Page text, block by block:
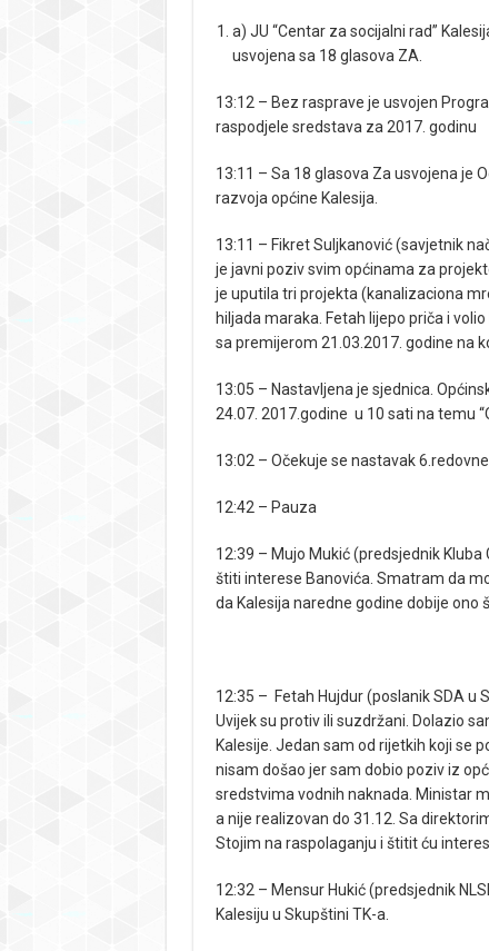
a) JU “Centar za socijalni rad”
usvojena sa 18 glasova ZA.
13:12 – Bez rasprave je usvojen
raspodjele sredstava za 2017. godinu
13:11 – Sa 18 glasova Za usvojena je
razvoja općine Kalesija.
13:11 – Fikret Suljkanović (savjetnik
je javni poziv svim općinama za
je uputila tri projekta (kanalizaciona
hiljada maraka. Fetah lijepo priča i
sa premijerom 21.03.2017. godine na
13:05 – Nastavljena je sjednica.
24.07. 2017.godine u 10 sati na temu
13:02 – Očekuje se nastavak
12:42 – Pauza
12:39 – Mujo Mukić (predsjednik
štiti interese Banovića. Smatram da
da Kalesija naredne godine dobije ono
12:35 – Fetah Hujdur (poslanik SDA u
Uvijek su protiv ili suzdržani. Dolazio
Kalesije. Jedan sam od rijetkih koji se
nisam došao jer sam dobio poziv iz
sredstvima vodnih naknada. Ministar
a nije realizovan do 31.12. Sa
Stojim na raspolaganju i štitit ću
12:32 – Mensur Hukić (predsjednik
Kalesiju u Skupštini TK-a.